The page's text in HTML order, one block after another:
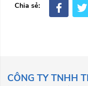
Chia sẻ:
CÔNG TY TNHH